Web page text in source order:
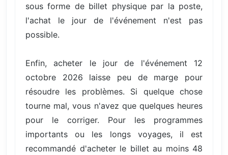
sous forme de billet physique par la poste,
l'achat le jour de l'événement n'est pas
possible.
Enfin, acheter le jour de l'événement 12
octobre 2026 laisse peu de marge pour
résoudre les problèmes. Si quelque chose
tourne mal, vous n'avez que quelques heures
pour le corriger. Pour les programmes
importants ou les longs voyages, il est
recommandé d'acheter le billet au moins 48